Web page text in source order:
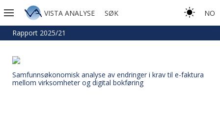
VISTA ANALYSE SØK NO
Rapport 2025/21
Samfunnsøkonomisk analyse av endringer i krav til e-faktura
mellom virksomheter og digital bokføring